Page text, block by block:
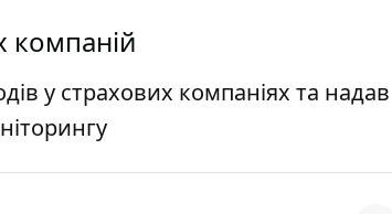
компаній
у страхових компаніях та надав